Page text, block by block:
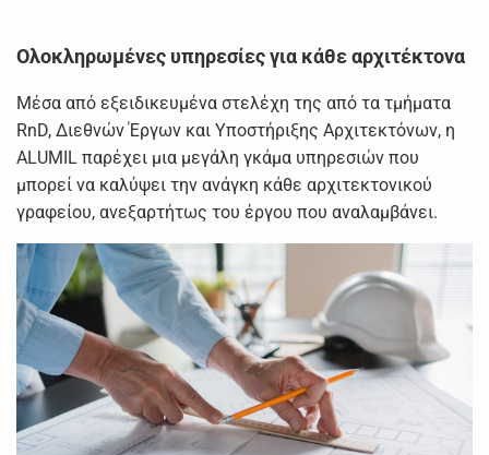
Ολοκληρωμένες υπηρεσίες για κάθε αρχιτέκτονα
Μέσα από εξειδικευμένα στελέχη της από τα τμήματα
RnD, Διεθνών Έργων και Υποστήριξης Αρχιτεκτόνων, η
ALUMIL παρέχει μια μεγάλη γκάμα υπηρεσιών που
μπορεί να καλύψει την ανάγκη κάθε αρχιτεκτονικού
γραφείου, ανεξαρτήτως του έργου που αναλαμβάνει.